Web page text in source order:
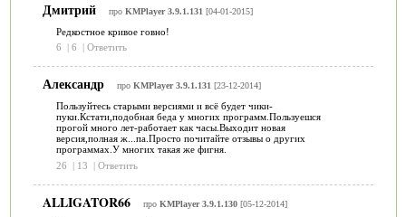
Дмитрий про KMPlayer 3.9.1.131 [04-01-2015]
Редкостное кривое говно!
6
| 6 | Ответить
Александр про KMPlayer 3.9.1.131 [23-12-2014]
Пользуйтесь старыми версиями и всё будет чики-
пуки.Кстати,подобная беда у многих программ.Пользуешся
прогой много лет-работает как часы.Выходит новая
версия,полная ж...па.Просто почитайте отзывы о других
программах.У многих такая же фигня.
26
| 13 | Ответить
ALLIGATOR66 про KMPlayer 3.9.1.130[05-12-2014]